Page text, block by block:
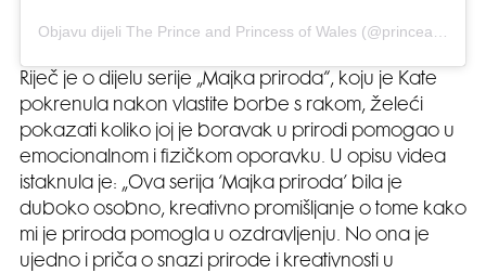
Objavu dijeli The Prince and Princess of Wales (@princeandprincessofwales)
Riječ je o dijelu serije „Majka priroda“, koju je Kate
pokrenula nakon vlastite borbe s rakom, želeći
pokazati koliko joj je boravak u prirodi pomogao u
emocionalnom i fizičkom oporavku. U opisu videa
istaknula je: „Ova serija ‘Majka priroda’ bila je
duboko osobno, kreativno promišljanje o tome kako
mi je priroda pomogla u ozdravljenju. No ona je
ujedno i priča o snazi prirode i kreativnosti u